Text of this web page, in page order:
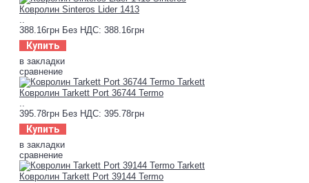
Ковролин Sinteros Lider 1413
388.16грн Без НДС: 388.16грн
Купить
в закладки
сравнение
Ковролин Tarkett Port 36744 Termo
395.78грн Без НДС: 395.78грн
Купить
в закладки
сравнение
Ковролин Tarkett Port 39144 Termo